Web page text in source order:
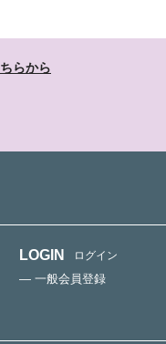
らから
LOGIN ログイン
— 一般会員登録